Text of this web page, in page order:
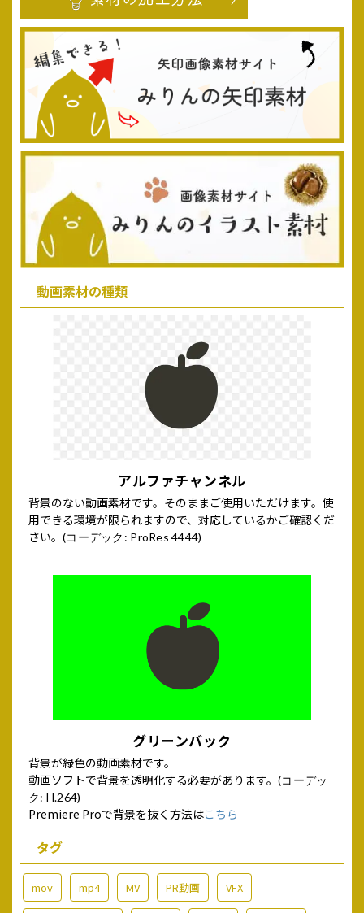
動画素材の種類
アルファチャンネル
背景のない動画素材です。そのままご使用いただけます。使
用できる環境が限られますので、対応しているかご確認くだ
さい。 (コーデック: ProRes 4444)
グリーンバック
背景が緑色の動画素材です。
動画ソフトで背景を透明化する必要があります。 (コーデッ
ク: H.264)
Premiere Proで背景を抜く方法はこちら
タグ
mov mp4 MV PR動画 VFX